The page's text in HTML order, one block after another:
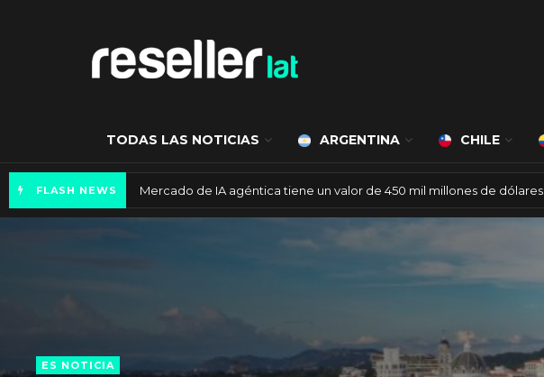
TODAS LAS NOTICIAS ARGENTINA CHILE
FLASH NEWS Mercado de IA agéntica tiene un valor de 450 mil millones de dólares
ES NOTICIA